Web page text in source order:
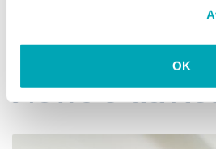
OK
News &